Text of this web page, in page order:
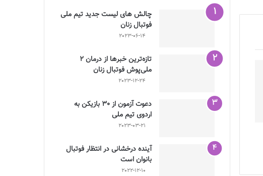
چالش هاى ليست جدید تيم ملى
فوتبال زنان
2023-06-14
تازه‌ترین خبرها از درمان ۲
ملی‌پوش فوتبال زنان
2023-12-24
دعوت آزمون از 30 بازیکن به
اردوی تیم ملی
2023-03-21
آینده درخشانی در انتظار فوتبال
بانوان است
2022-12-10